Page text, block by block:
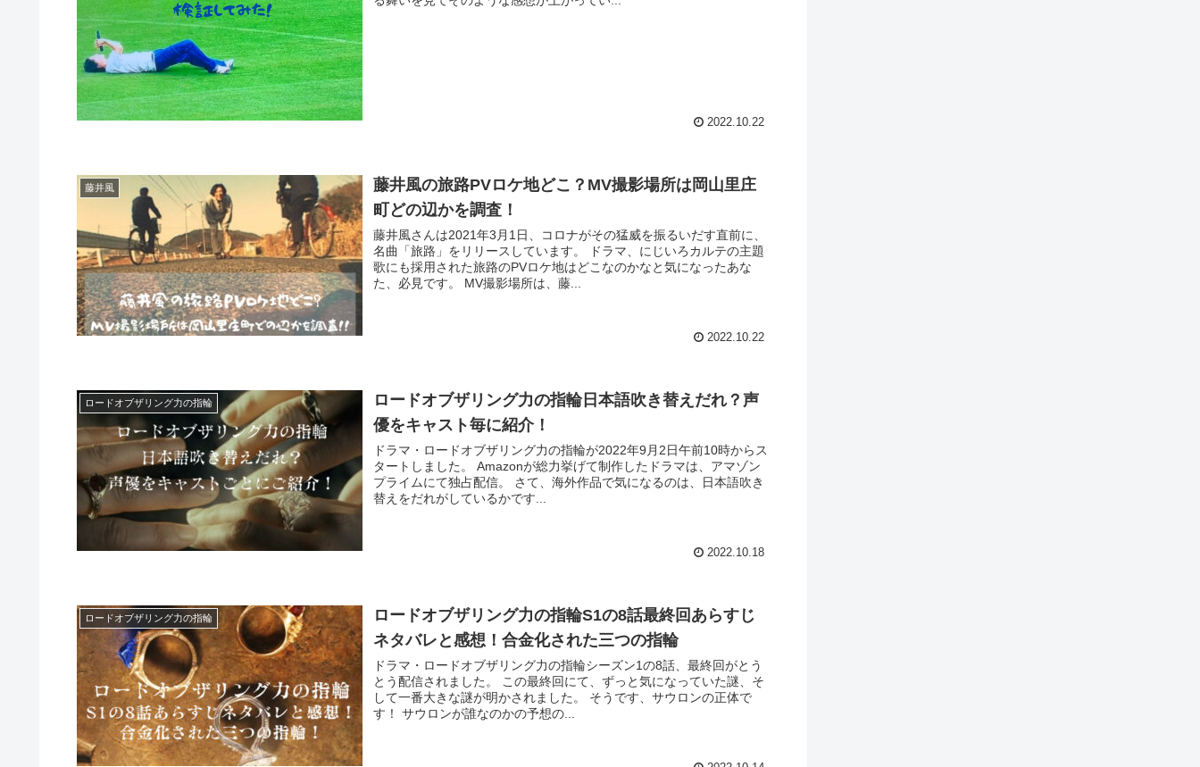
2022.10.22
藤井風
藤井風の旅路PVロケ地どこ？MV撮影場所は岡山里庄
町どの辺かを調査！
藤井風さんは2021年3月1日、コロナがその猛威を振るいだす直前に、
名曲「旅路」をリリースしています。 ドラマ、にじいろカルテの主題
歌にも採用された旅路のPVロケ地はどこなのかなと気になったあな
た、必見です。 MV撮影場所は、藤...
2022.10.22
ロードオブザリング力の指輪
ロードオブザリング力の指輪日本語吹き替えだれ？声
優をキャスト毎に紹介！
ドラマ・ロードオブザリング力の指輪が2022年9月2日午前10時からス
タートしました。 Amazonが総力挙げて制作したドラマは、アマゾン
プライムにて独占配信。 さて、海外作品で気になるのは、日本語吹き
替えをだれがしているかです...
2022.10.18
ロードオブザリング力の指輪
ロードオブザリング力の指輪S1の8話最終回あらすじ
ネタバレと感想！合金化された三つの指輪
ドラマ・ロードオブザリング力の指輪シーズン1の8話、最終回がとう
とう配信されました。 この最終回にて、ずっと気になっていた謎、そ
して一番大きな謎が明かされました。 そうです、サウロンの正体で
す！ サウロンが誰なのかの予想の...